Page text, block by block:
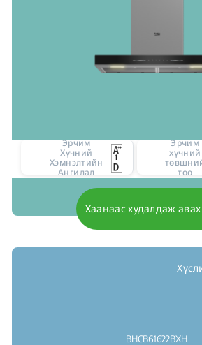
Эрчим
Хүчний
Хэмнэлтийн
Ангилал
Эрчим
хүчний
тоо
Хаанаас худалдаж авах
BHCB61622BXH